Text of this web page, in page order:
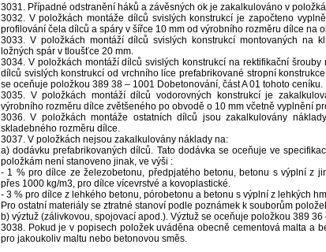
3031. Případné odstranění háků a závěsných ok je zakalkulováno v
3032. V položkách montáže dílců svislých konstrukcí je započteno
profilování čela dílců a spáry v šířce 10 mm od výrobního rozměru dílce na
3033. V položkách montáží dílců svislých konstrukcí montovaných na
ložných spár v tloušťce 20 mm.
3034. V položkách montáží dílců svislých konstrukcí na rektifikační
dílců svislých konstrukcí od vrchního líce prefabrikované stropní
se oceňuje položkou 389 38 – 1001 Dobetonování, část A 01 tohoto ceníku.
3035. V položkách montáží dílců vodorovných konstrukcí je
výrobního rozměru dílce zvětšeného po obvodě o 10 mm včetně vyplnění
3036. V položkách montáže ostatních dílců jsou zakalkulovány
skladebného rozměru dílce.
3037. V položkách nejsou zakalkulovány náklady na:
a) dodávku prefabrikovaných dílců. Tato dodávka se oceňuje ve
položkám není stanoveno jinak, ve výši :
- 1 % pro dílce ze železobetonu, předpjatého betonu, betonu s výplní z
přes 1000 kg/m3, pro dílce vícevrstvé a kovoplastické.
- 3 % pro dílce z lehkého betonu, pórobetonu a betonu s výplní z lehkých
Pro ostatní materiály se ztratné stanoví podle poznámek k souborům
b) výztuž (zálivkovou, spojovací apod.). Výztuž se oceňuje položkou 389
3038. Pokud je v popisech položek uváděna obecně cementová malta a
pro jakoukoliv maltu nebo betonovou směs.